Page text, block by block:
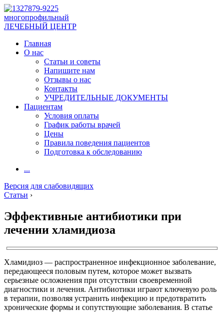
многопрофильный
ЛЕЧЕБНЫЙ ЦЕНТР
Главная
О нас
Статьи и советы
Напишите нам
Отзывы о нас
Контакты
УЧРЕДИТЕЛЬНЫЕ ДОКУМЕНТЫ
Пациентам
Условия оплаты
График работы врачей
Цены
Правила поведения пациентов
Подготовка к обследованию
...
Версия для слабовидящих
Статьи ›
Эффективные антибиотики при
лечении хламидиоза
Хламидиоз — распространенное инфекционное заболевание,
передающееся половым путем, которое может вызвать
серьезные осложнения при отсутствии своевременной
диагностики и лечения. Антибиотики играют ключевую роль
в терапии, позволяя устранить инфекцию и предотвратить
хронические формы и сопутствующие заболевания. В статье